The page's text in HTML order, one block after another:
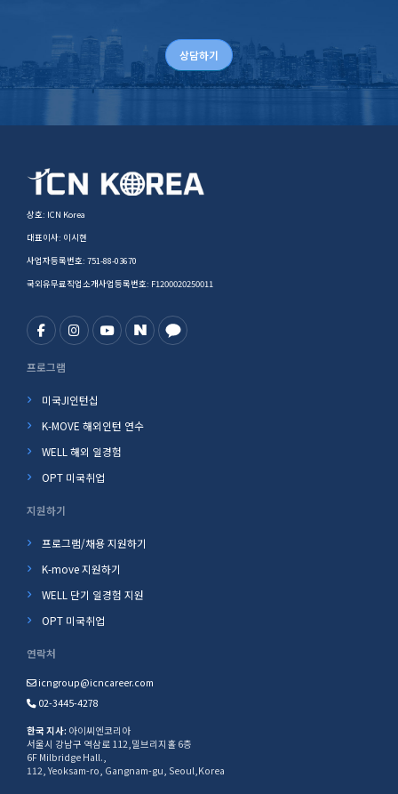
상담하기
상호: ICN Korea
대표이사: 이시현
사업자등록번호: 751-88-03670
국외유무료직업소개사업등록번호: F1200020250011
프로그램
미국JI인턴십
K-MOVE 해외인턴 연수
WELL 해외 일경험
OPT 미국취업
지원하기
프로그램/채용 지원하기
K-move 지원하기
WELL 단기 일경험 지원
OPT 미국취업
연락처
icngroup@icncareer.com
02-3445-4278
한국 지사: 아이씨엔코리아
서울시 강남구 역삼로 112,밀브리지홀 6층
6F Milbridge Hall.,
112, Yeoksam-ro, Gangnam-gu, Seoul,Korea